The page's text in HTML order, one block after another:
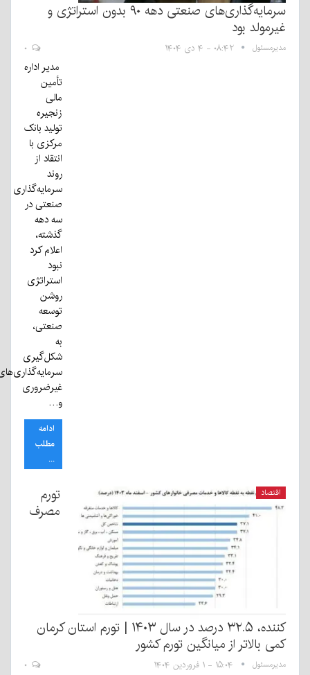
سرمایه‌گذاری‌های صنعتی دهه ۹۰ بدون استراتژی و
غیرمولد بود
مدیرمسئول ۰۸:۴۲ - ۴ دی ۱۴۰۴ ۰
مدیر اداره
تأمین
مالی
زنجیره
تولید بانک
مرکزی با
انتقاد از
روند
سرمایه‌گذاری
صنعتی در
سه دهه
گذشته،
اعلام کرد
نبود
استراتژی
روشن
توسعه
صنعتی،
به
شکل‌گیری
سرمایه‌گذاری‌های
غیرضروری
و…
ادامه
مطلب
...
اقتصاد
تورم
مصرف
کننده، ۳۲.۵ درصد در سال ۱۴۰۳ | تورم استان کرمان
کمی بالاتر از میانگین تورم کشور
مدیرمسئول ۱۵:۰۴ - ۱ فروردین ۱۴۰۴ ۰